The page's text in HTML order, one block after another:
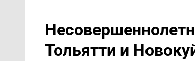
Тольятти и